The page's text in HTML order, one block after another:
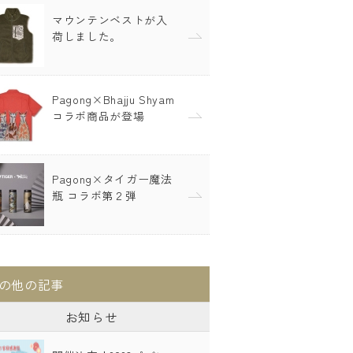
マウンテンベストが入
荷しました。
Pagong×Bhajju Shyam
コラボ商品が登場
Pagong×タイガー魔法
瓶 コラボ第２弾
他の記事
お知らせ